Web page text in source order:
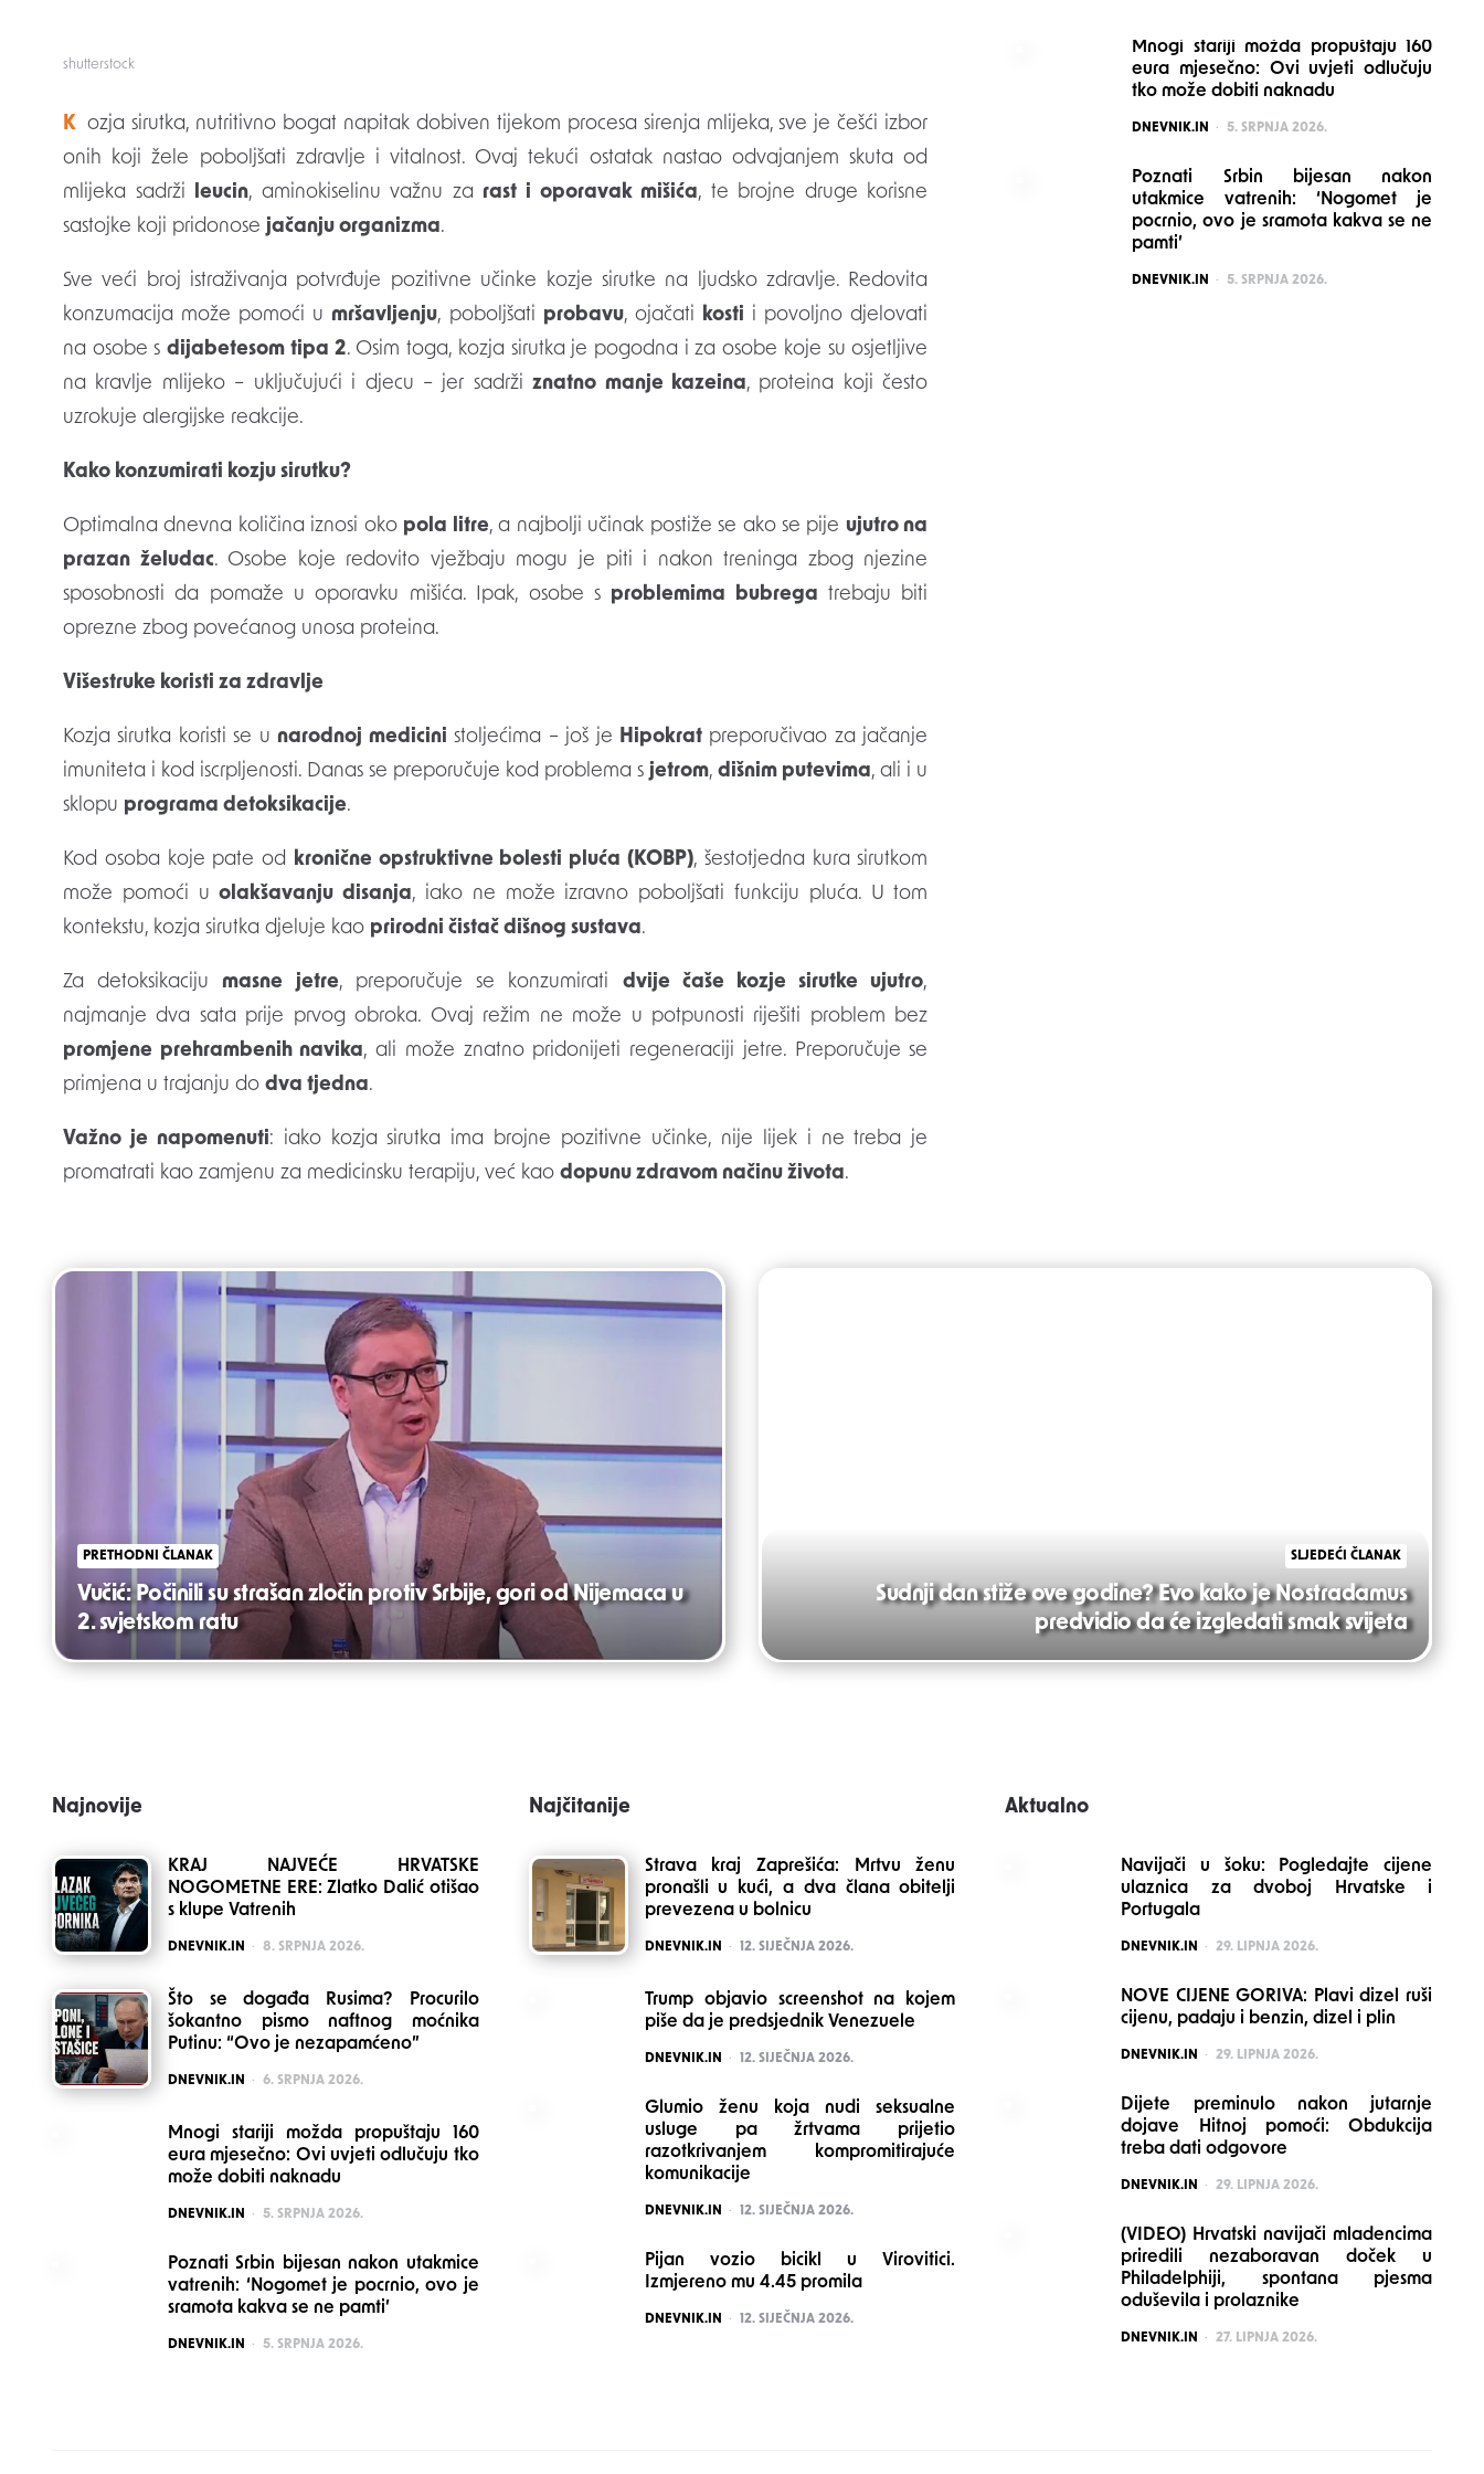
shutterstock
Kozja sirutka, nutritivno bogat napitak dobiven tijekom procesa sirenja mlijeka, sve je češći izbor
onih koji žele poboljšati zdravlje i vitalnost. Ovaj tekući ostatak nastao odvajanjem skuta od
mlijeka sadrži leucin, aminokiselinu važnu za rast i oporavak mišića, te brojne druge korisne
sastojke koji pridonose jačanju organizma.
Sve veći broj istraživanja potvrđuje pozitivne učinke kozje sirutke na ljudsko zdravlje. Redovita
konzumacija može pomoći u mršavljenju, poboljšati probavu, ojačati kosti i povoljno djelovati
na osobe sdijabetesom tipa 2. Osim toga, kozja sirutka je pogodna i za osobe koje su osjetljive
na kravlje mlijeko – uključujući i djecu – jer sadržiznatno manje kazeina, proteina koji često
uzrokuje alergijske reakcije.
Kako konzumirati kozju sirutku?
Optimalna dnevna količina iznosi oko pola litre, a najbolji učinak postiže se ako se pije ujutro na
prazan želudac. Osobe koje redovito vježbaju mogu je piti i nakon treninga zbog njezine
sposobnosti da pomaže u oporavku mišića. Ipak, osobe s problemima bubrega trebaju biti
oprezne zbog povećanog unosa proteina.
Višestruke koristi za zdravlje
Kozja sirutka koristi se u narodnoj medicini stoljećima – još je Hipokratpreporučivao za jačanje
imuniteta i kod iscrpljenosti. Danas se preporučuje kod problema sjetrom,dišnim putevima, ali i u
sklopu programa detoksikacije.
Kod osoba koje pate od kronične opstruktivne bolesti pluća (KOBP), šestotjedna kura sirutkom
može pomoći uolakšavanju disanja, iako ne može izravno poboljšati funkciju pluća. U tom
kontekstu, kozja sirutka djeluje kao prirodni čistač dišnog sustava.
Za detoksikaciju masne jetre, preporučuje se konzumirati dvije čaše kozje sirutke ujutro,
najmanje dva sata prije prvog obroka. Ovaj režim ne može u potpunosti riješiti problem bez
promjene prehrambenih navika, ali može znatno pridonijeti regeneraciji jetre. Preporučuje se
primjena u trajanju do dva tjedna.
Važno je napomenuti: iako kozja sirutka ima brojne pozitivne učinke, nije lijek i ne treba je
promatrati kao zamjenu za medicinsku terapiju, već kao dopunu zdravom načinu života.
Post
navigation
PRETHODNI ČLANAK
Vučić: Počinili su strašan zločin protiv Srbije, gori od Nijemaca u
2. svjetskom ratu
SLJEDEĆI ČLANAK
Sudnji dan stiže ove godine? Evo kako je Nostradamus
predvidio da će izgledati smak svijeta
Mnogi stariji možda propuštaju 160
eura mjesečno: Ovi uvjeti odlučuju
tko može dobiti naknadu
POSTED
DNEVNIK.IN 5. SRPNJA 2026.
Poznati Srbin bijesan nakon
utakmice vatrenih: ‘Nogomet je
pocrnio, ovo je sramota kakva se ne
pamti’
POSTED
DNEVNIK.IN 5. SRPNJA 2026.
Najnovije
KRAJ NAJVEĆE HRVATSKE
NOGOMETNE ERE: Zlatko Dalić otišao
s klupe Vatrenih
POSTED
DNEVNIK.IN 8. SRPNJA 2026.
Što se događa Rusima? Procurilo
šokantno pismo naftnog moćnika
Putinu: “Ovo je nezapamćeno”
POSTED
DNEVNIK.IN 6. SRPNJA 2026.
Mnogi stariji možda propuštaju 160
eura mjesečno: Ovi uvjeti odlučuju tko
može dobiti naknadu
POSTED
DNEVNIK.IN 5. SRPNJA 2026.
Poznati Srbin bijesan nakon utakmice
vatrenih: ‘Nogomet je pocrnio, ovo je
sramota kakva se ne pamti’
POSTED
DNEVNIK.IN 5. SRPNJA 2026.
Najčitanije
Strava kraj Zaprešića: Mrtvu ženu
pronašli u kući, a dva člana obitelji
prevezena u bolnicu
POSTED
DNEVNIK.IN 12. SIJEČNJA 2026.
Trump objavio screenshot na kojem
piše da je predsjednik Venezuele
POSTED
DNEVNIK.IN 12. SIJEČNJA 2026.
Glumio ženu koja nudi seksualne
usluge pa žrtvama prijetio
razotkrivanjem kompromitirajuće
komunikacije
POSTED
DNEVNIK.IN 12. SIJEČNJA 2026.
Pijan vozio bicikl u Virovitici.
Izmjereno mu 4.45 promila
POSTED
DNEVNIK.IN 12. SIJEČNJA 2026.
Aktualno
Navijači u šoku: Pogledajte cijene
ulaznica za dvoboj Hrvatske i
Portugala
POSTED
DNEVNIK.IN 29. LIPNJA 2026.
NOVE CIJENE GORIVA: Plavi dizel ruši
cijenu, padaju i benzin, dizel i plin
POSTED
DNEVNIK.IN 29. LIPNJA 2026.
Dijete preminulo nakon jutarnje
dojave Hitnoj pomoći: Obdukcija
treba dati odgovore
POSTED
DNEVNIK.IN 29. LIPNJA 2026.
(VIDEO) Hrvatski navijači mladencima
priredili nezaboravan doček u
Philadelphiji, spontana pjesma
oduševila i prolaznike
POSTED
DNEVNIK.IN 27. LIPNJA 2026.